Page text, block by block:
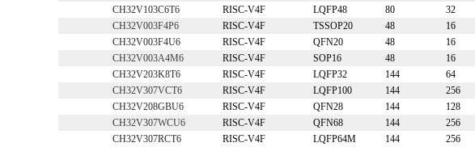
CH32V103C6T6
RISC-V4F LQFP48 80 32
CH32V003F4P6
RISC-V4F TSSOP20 48 16
CH32V003F4U6
RISC-V4F QFN20 48 16
CH32V003A4M6
RISC-V4F SOP16 48 16
CH32V203K8T6
RISC-V4F LQFP32 144 64
CH32V307VCT6
RISC-V4F LQFP100 144 256
CH32V208GBU6
RISC-V4F QFN28 144 128
CH32V307WCU6
RISC-V4F QFN68 144 256
CH32V307RCT6
RISC-V4F LQFP64M 144 256